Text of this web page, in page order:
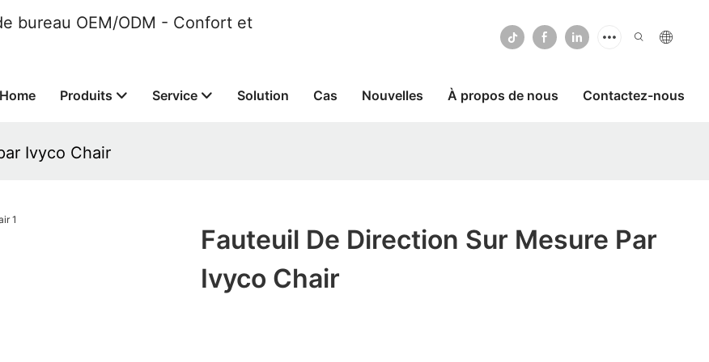
bureau OEM/ODM - Confort et
Home Produits Service Solution Cas Nouvelles À propos de nous Contactez-nous
Ivyco Chair
Fauteuil De Direction Sur Mesure Par
Ivyco Chair